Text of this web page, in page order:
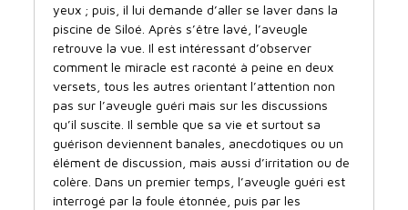
yeux ; puis, il lui demande d’aller se laver dans la
piscine de Siloé. Après s’être lavé, l’aveugle
retrouve la vue. Il est intéressant d’observer
comment le miracle est raconté à peine en deux
versets, tous les autres orientant l’attention non
pas sur l’aveugle guéri mais sur les discussions
qu’il suscite. Il semble que sa vie et surtout sa
guérison deviennent banales, anecdotiques ou un
élément de discussion, mais aussi d’irritation ou de
colère. Dans un premier temps, l’aveugle guéri est
interrogé par la foule étonnée, puis par les